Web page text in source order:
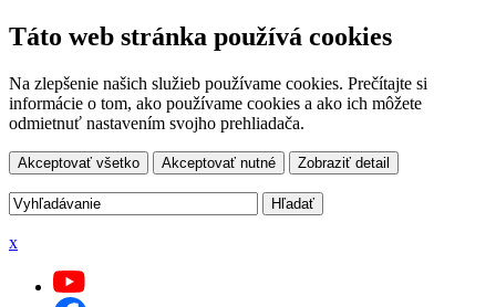
Táto web stránka používá cookies
Na zlepšenie našich služieb používame cookies. Prečítajte si
informácie o tom, ako používame cookies a ako ich môžete
odmietnuť nastavením svojho prehliadača.
Akceptovať všetko Akceptovať nutné Zobraziť detail
x